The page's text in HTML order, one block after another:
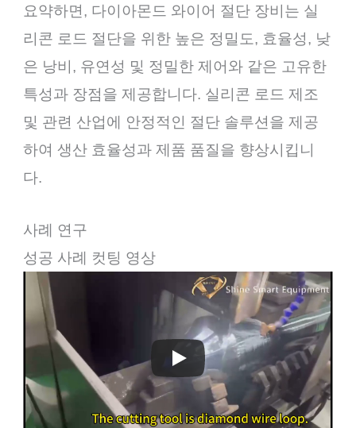
요약하면, 다이아몬드 와이어 절단 장비는 실
리콘 로드 절단을 위한 높은 정밀도, 효율성, 낮
은 낭비, 유연성 및 정밀한 제어와 같은 고유한
특성과 장점을 제공합니다. 실리콘 로드 제조
및 관련 산업에 안정적인 절단 솔루션을 제공
하여 생산 효율성과 제품 품질을 향상시킵니
다.
사례 연구
성공 사례 컷팅 영상